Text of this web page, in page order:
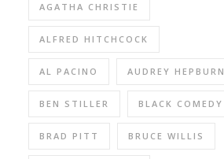
AGATHA CHRISTIE
ALFRED HITCHCOCK
AL PACINO AUDREY HEPBURN
BEN STILLER BLACK COMEDY
BRAD PITT BRUCE WILLIS